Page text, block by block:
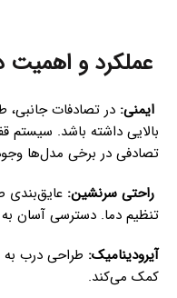
عملکرد و
ایمنی: در تصادفات
بالایی داشته باشد. سیستم
تصادفی در برخی مدل‌ها
راحتی سرنشین: عایق‌بندی
تنظیم دما. دسترسی آسان
آیرودینامیک: طراحی درب
کمک می‌کند.